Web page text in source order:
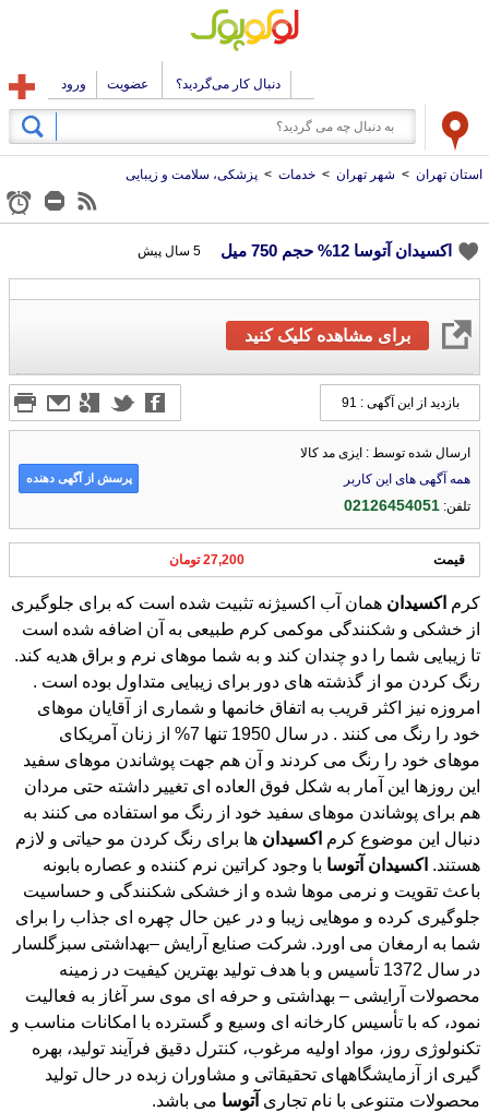
دنبال کار می‌گردید؟ عضویت ورود
استان تهران > شهر تهران > خدمات > پزشکی، سلامت و زیبایی
اکسیدان آتوسا 12% حجم 750 میل 5 سال پیش
برای مشاهده کلیک کنید
بازدید از این آگهی : 91
ارسال شده توسط : ایزی مد کالا
همه آگهی های این کاربر
تلفن:02126454051
پرسش از آگهی دهنده
قیمت 27,200 تومان
کرم اکسیدان همان آب اکسیژنه تثبیت شده است که برای جلوگیری
از خشکی و شکنندگی موکمی کرم طبیعی به آن اضافه شده است
تا زیبایی شما را دو چندان کند و به شما موهای نرم و براق هدیه کند.
رنگ کردن مو از گذشته های دور برای زیبایی متداول بوده است .
امروزه نیز اکثر قریب به اتفاق خانمها و شماری از آقایان موهای
خود را رنگ می کنند . در سال 1950 تنها 7% از زنان آمریکای
موهای خود را رنگ می کردند و آن هم جهت پوشاندن موهای سفید
این روزها این آمار به شکل فوق العاده ای تغییر داشته حتی مردان
هم برای پوشاندن موهای سفید خود از رنگ مو استفاده می کنند به
دنبال این موضوع کرم اکسیدان ها برای رنگ کردن مو حیاتی و لازم
هستند. اکسیدان آتوسا با وجود کراتین نرم کننده و عصاره بابونه
باعث تقویت و نرمی موها شده و از خشکی شکنندگی و حساسیت
جلوگیری کرده و موهایی زیبا و در عین حال چهره ای جذاب را برای
شما به ارمغان می اورد. شرکت صنایع آرایش –بهداشتی سبزگلسار
در سال 1372 تأسیس و با هدف تولید بهترین کیفیت در زمینه
محصولات آرایشی – بهداشتی و حرفه ای موی سر آغاز به فعالیت
نمود، که با تأسیس کارخانه ای وسیع و گسترده با امکانات مناسب و
تکنولوژی روز، مواد اولیه مرغوب، کنترل دقیق فرآیند تولید، بهره
گیری از آزمایشگاههای تحقیقاتی و مشاوران زبده در حال تولید
محصولات متنوعی با نام تجاری آتوسا می باشد.